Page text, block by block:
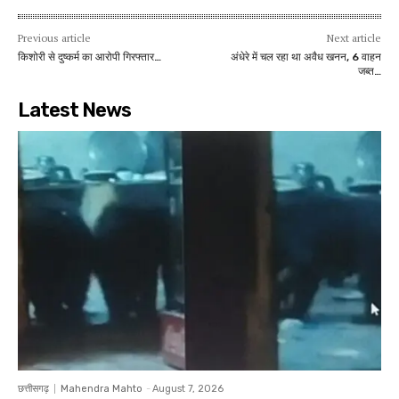
Previous article
किशोरी से दुष्कर्म का आरोपी गिरफ्तार…
Next article
अंधेरे में चल रहा था अवैध खनन, 6 वाहन
जब्त…
Latest News
छत्तीसगढ़ Mahendra Mahto - August 7, 2026